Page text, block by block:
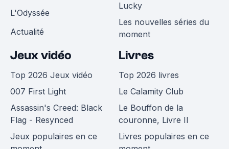
L'Odyssée
Actualité
Lucky
Les nouvelles séries du
moment
Jeux vidéo
Top 2026 Jeux vidéo
007 First Light
Assassin's Creed: Black
Flag - Resynced
Jeux populaires en ce
Livres
Top 2026 livres
Le Calamity Club
Le Bouffon de la
couronne, Livre II
Livres populaires en ce